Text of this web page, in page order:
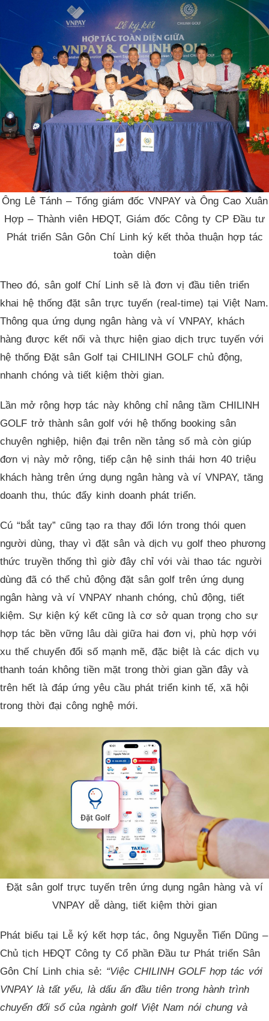
Ông Lê Tánh – Tổng giám đốc VNPAY và Ông Cao Xuân
Hợp – Thành viên HĐQT, Giám đốc Công ty CP Đầu tư
Phát triển Sân Gôn Chí Linh ký kết thỏa thuận hợp tác
toàn diện
Theo đó, sân golf Chí Linh sẽ là đơn vị đầu tiên triển
khai hệ thống đặt sân trực tuyến (real-time) tại Việt Nam.
Thông qua ứng dụng ngân hàng và ví VNPAY, khách
hàng được kết nối và thực hiện giao dịch trực tuyến với
hệ thống Đặt sân Golf tại CHILINH GOLF chủ động,
nhanh chóng và tiết kiệm thời gian.
Lần mở rộng hợp tác này không chỉ nâng tầm CHILINH
GOLF trở thành sân golf với hệ thống booking sân
chuyên nghiệp, hiện đại trên nền tảng số mà còn giúp
đơn vị này mở rộng, tiếp cận hệ sinh thái hơn 40 triệu
khách hàng trên ứng dụng ngân hàng và ví VNPAY, tăng
doanh thu, thúc đẩy kinh doanh phát triển.
Cú “bắt tay” cũng tạo ra thay đổi lớn trong thói quen
người dùng, thay vì đặt sân và dịch vụ golf theo phương
thức truyền thống thì giờ đây chỉ với vài thao tác người
dùng đã có thể chủ động đặt sân golf trên ứng dụng
ngân hàng và ví VNPAY nhanh chóng, chủ động, tiết
kiệm. Sự kiện ký kết cũng là cơ sở quan trọng cho sự
hợp tác bền vững lâu dài giữa hai đơn vị, phù hợp với
xu thế chuyển đổi số mạnh mẽ, đặc biệt là các dịch vụ
thanh toán không tiền mặt trong thời gian gần đây và
trên hết là đáp ứng yêu cầu phát triển kinh tế, xã hội
trong thời đại công nghệ mới.
Đặt sân golf trực tuyến trên ứng dụng ngân hàng và ví
VNPAY dễ dàng, tiết kiệm thời gian
Phát biểu tại Lễ ký kết hợp tác, ông Nguyễn Tiến Dũng –
Chủ tịch HĐQT Công ty Cổ phần Đầu tư Phát triển Sân
Gôn Chí Linh chia sẻ: “Việc CHILINH GOLF hợp tác với
VNPAY là tất yếu, là dấu ấn đầu tiên trong hành trình
chuyển đổi số của ngành golf Việt Nam nói chung và